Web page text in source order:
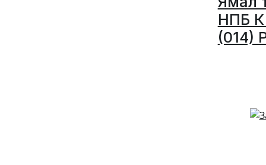
НПБ К
(014)